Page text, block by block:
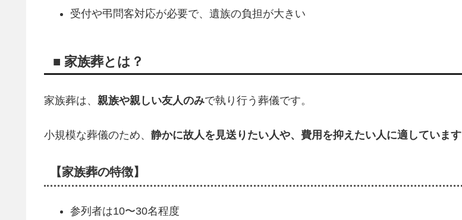
受付や弔問客対応が必要で、遺族の負担が大きい
■ 家族葬とは？
家族葬は、 親族や親しい友人のみで執り行う葬儀です。
小規模な葬儀のため、 静かに故人を見送りたい人や、費用を抑えたい人に適しています
【家族葬の特徴】
参列者は10〜30名程度